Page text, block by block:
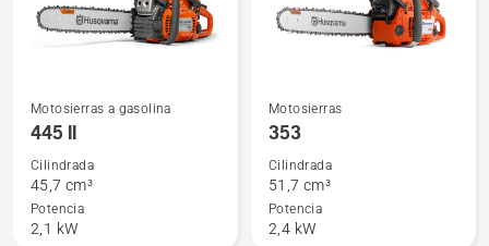
Ver
más
sobre
445 II
Motosierras a gasolina
445 II
Cilindrada
45,7 cm³
Potencia
2,1 kW
Ver
más
sobre
353
Motosierras
353
Cilindrada
51,7 cm³
Potencia
2,4 kW